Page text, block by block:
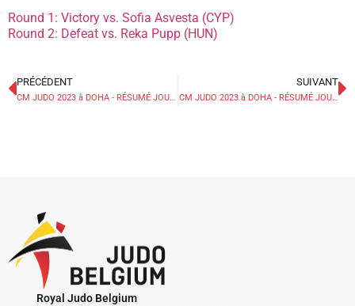
Round 1: Victory vs. Sofia Asvesta (CYP)
Round 2: Defeat vs. Reka Pupp (HUN)
PRÉCÉDENT
CM JUDO 2023 à DOHA - RÉSUMÉ JOUR 1 – 7 mai
SUIVANT
CM JUDO 2023 à DOHA - RÉSUMÉ JOUR 3 – 9 mai
Royal Judo Belgium